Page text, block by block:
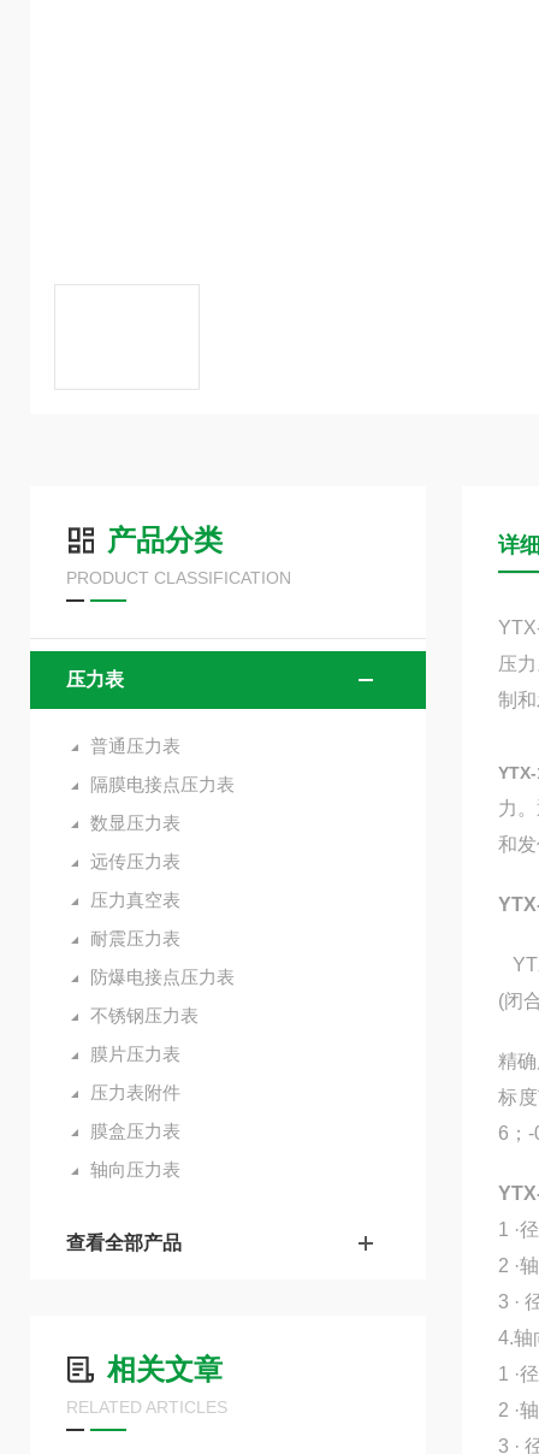
产品分类
PRODUCT CLASSIFICATION
压力表
普通压力表
隔膜电接点压力表
数显压力表
远传压力表
压力真空表
耐震压力表
防爆电接点压力表
不锈钢压力表
膜片压力表
压力表附件
膜盒压力表
轴向压力表
查看全部产品
相关文章
RELATED ARTICLES
详
压
制
力
和
(闭
精
标
6；
1 ·
2 ·
3 ·
4.轴
1 ·
2 ·
3 ·